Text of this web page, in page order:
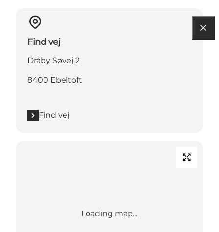
Find vej
Dråby Søvej 2
8400 Ebeltoft
Find vej
Loading map...